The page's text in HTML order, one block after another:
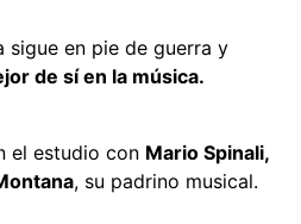
sigue en pie de guerra y
de sí en la música.
el estudio con Mario Spinali,
, su padrino musical.